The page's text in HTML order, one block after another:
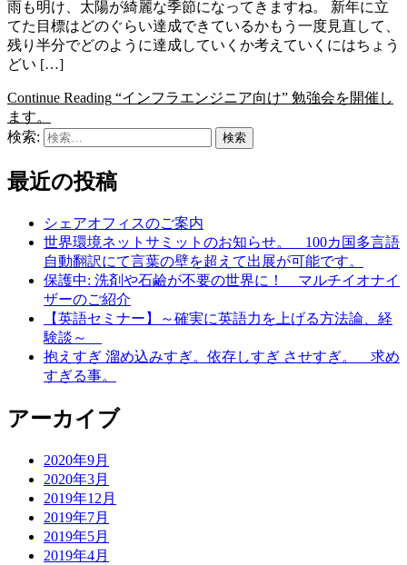
雨も明け、太陽が綺麗な季節になってきますね。 新年に立
てた目標はどのぐらい達成できているかもう一度見直して、
残り半分でどのように達成していくか考えていくにはちょう
どい […]
Continue Reading “インフラエンジニア向け” 勉強会を開催し
ます。
検索:
最近の投稿
シェアオフィスのご案内
世界環境ネットサミットのお知らせ。 100カ国多言語
自動翻訳にて言葉の壁を超えて出展が可能です。
保護中: 洗剤や石鹼が不要の世界に！ マルチイオナイ
ザーのご紹介
【英語セミナー】～確実に英語力を上げる方法論、経
験談～
抱えすぎ 溜め込みすぎ。依存しすぎ させすぎ。 求め
すぎる事。
アーカイブ
2020年9月
2020年3月
2019年12月
2019年7月
2019年5月
2019年4月